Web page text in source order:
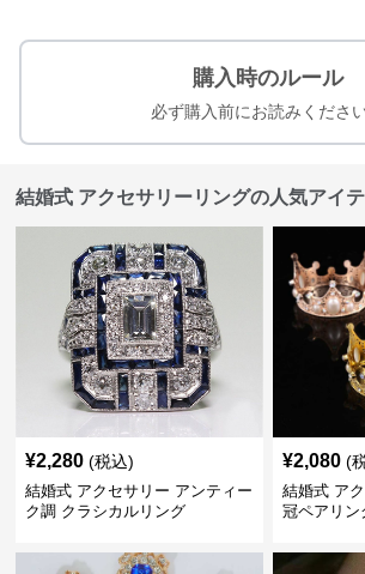
購入時のルール
必ず購入前にお読みください
結婚式 アクセサリーリングの人気アイ
¥2,280 (税込)
結婚式 アクセサリー アンティー
ク調 クラシカルリング
¥2,080 (
結婚式 ア
冠ペアリ